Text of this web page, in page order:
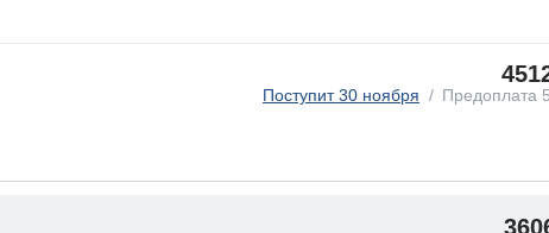
Поступит 30 ноября Предоплата